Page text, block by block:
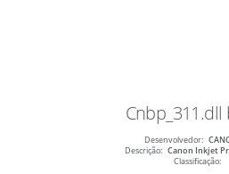
Cnbp_311.dll
Desenvolvedor:
Descrição: Canon Inkjet
Classificação: